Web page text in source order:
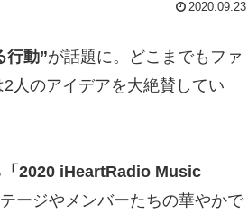
2020.09.23
行動”が話題に。どこまでもファ
人のアイデアを大絶賛してい
「2020 iHeartRadio Music
ージやメンバーたちの華やかで